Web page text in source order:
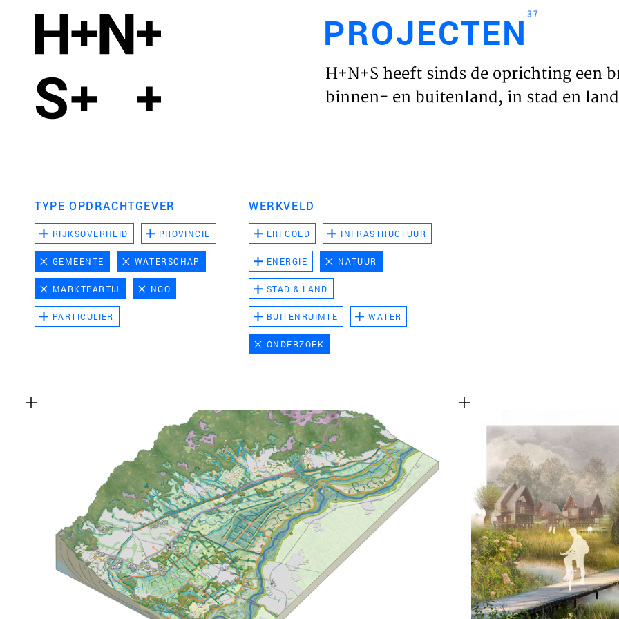
HOME
PROJECTEN37
H+N+S heeft sinds de oprichting een
binnen- en buitenland, in stad en
TYPE OPDRACHTGEVER
RIJKSOVERHEID PROVINCIE
GEMEENTE WATERSCHAP
MARKTPARTIJ NGO
PARTICULIER
WERKVELD
ERFGOED INFRASTRUCTUUR
ENERGIE NATUUR
STAD & LAND
BUITENRUIMTE WATER
ONDERZOEK